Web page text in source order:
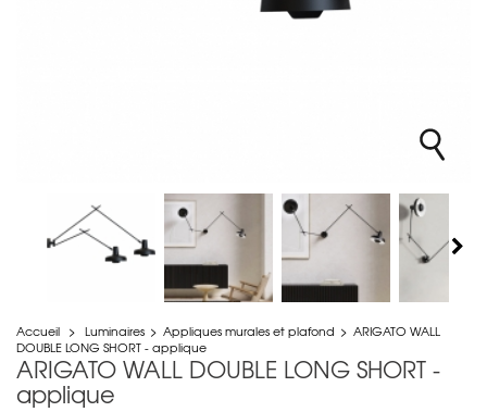
Accueil > Luminaires > Appliques murales et plafond > ARIGATO WALL
DOUBLE LONG SHORT - applique
ARIGATO WALL DOUBLE LONG SHORT -
applique